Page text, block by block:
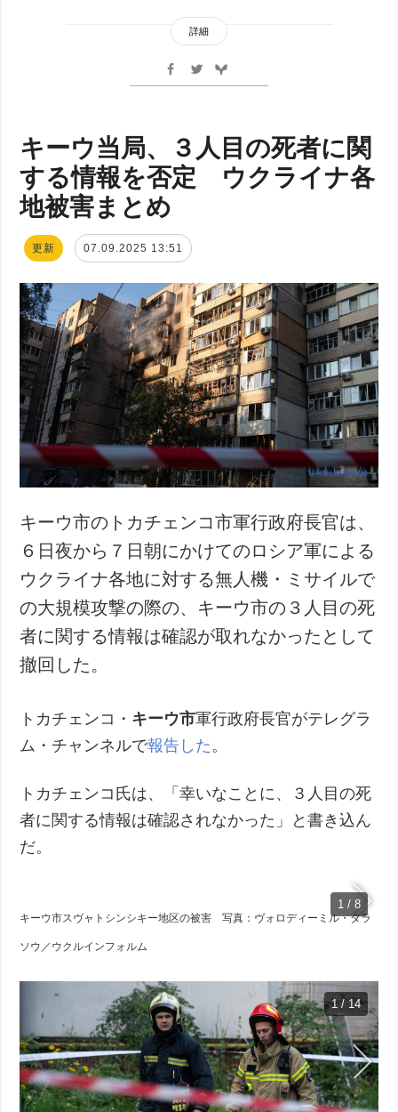
詳細
キーウ当局、３人目の死者に関
する情報を否定 ウクライナ各
地被害まとめ
更新 07.09.2025 13:51
キーウ市のトカチェンコ市軍行政府長官は、
６日夜から７日朝にかけてのロシア軍による
ウクライナ各地に対する無人機・ミサイルで
の大規模攻撃の際の、キーウ市の３人目の死
者に関する情報は確認が取れなかったとして
撤回した。
トカチェンコ・ キーウ市軍行政府長官がテレグラ
ム・チャンネルで報告した。
トカチェンコ氏は、「幸いなことに、３人目の死
者に関する情報は確認されなかった」と書き込ん
だ。
1 / 8
キーウ市スヴャトシンシキー地区の被害 写真：ヴォロディーミル・タラ
ソウ／ウクルインフォルム
1 / 14